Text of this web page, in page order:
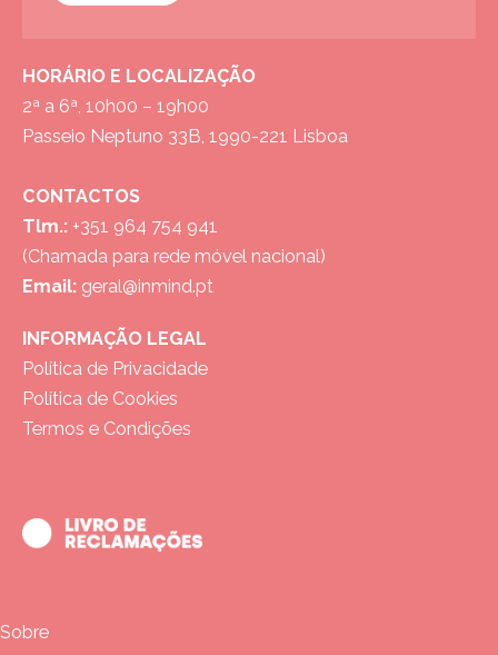
HORÁRIO E LOCALIZAÇÃO
2ª a 6ª, 10h00 – 19h00
Passeio Neptuno 33B, 1990-221 Lisboa
CONTACTOS
Tlm.: +351 964 754 941
(Chamada para rede móvel nacional)
Email: geral@inmind.pt
INFORMAÇÃO LEGAL
Política de Privacidade
Política de Cookies
Termos e Condições
Sobre